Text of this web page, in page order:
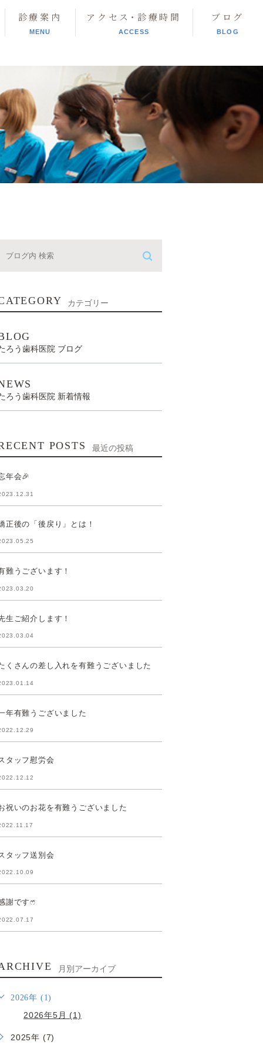
診療案内
MENU
アクセス･診療時間
ACCESS
ブログ
BLOG
カテゴリー
ろう歯科医院 ブログ
ろう歯科医院 新着情報
POSTS 最近の投稿
年会🎉
正後の「後戻り」とは！
難うございます！
生ご紹介します！
くさんの差し入れを有難うございました
年有難うございました
タッフ慰労会
祝いのお花を有難うございました
タッフ送別会
謝ですෆ̈
月別アーカイブ
2026年 (1)
2026年5月 (1)
2025年 (7)